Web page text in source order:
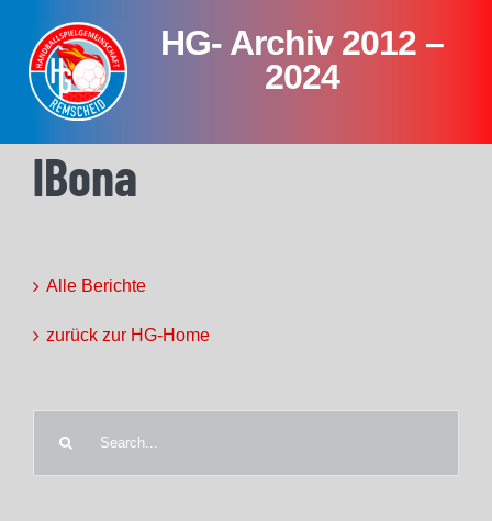
content
HG- Archiv 2012 –
2024
lBona
Alle Berichte
zurück zur HG-Home